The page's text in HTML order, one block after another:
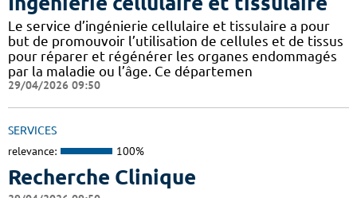
Le service d’ingénierie cellulaire et tissulaire a pour
but de promouvoir l’utilisation de cellules et de tissus
pour réparer et régénérer les organes endommagés
par la maladie ou l’âge. Ce départemen
29/04/2026 09:50
SERVICES
relevance: 100%
Recherche Clinique